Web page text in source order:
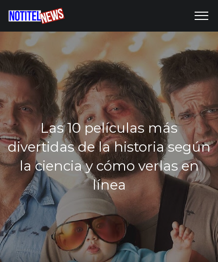
Las 10 películas más
divertidas de la historia según
la ciencia y cómo verlas en
línea